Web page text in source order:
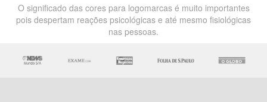
O significado das cores para logomarcas é muito importantes
pois despertam reações psicológicas e até mesmo fisiológicas
nas pessoas.